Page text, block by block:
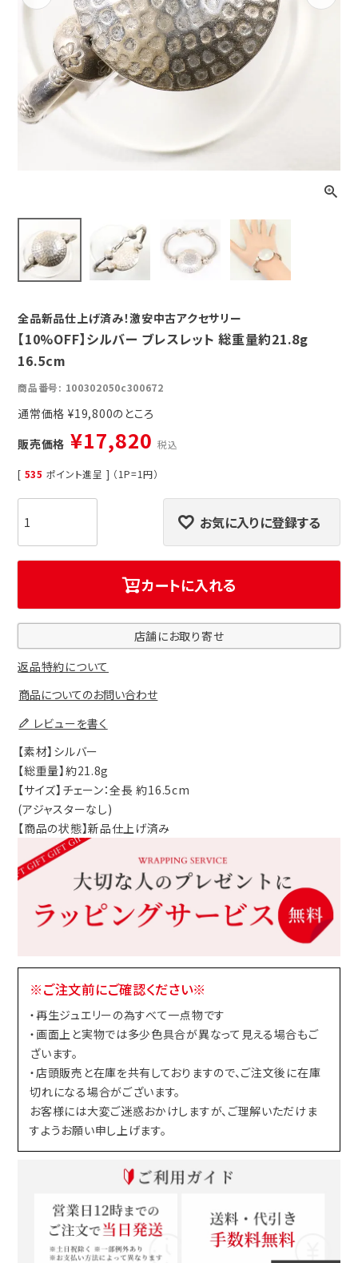
Previous Next
全品新品仕上げ済み！激安中古アクセサリー
【10%OFF】シルバー ブレスレット 総重量約21.8g
16.5cm
商品番号 100302050c300672
通常価格 ¥19,800
販売価格 ¥17,820 税込
[ 535 ポイント進呈 ] （1P=1円）
お気に入りに登録する
カートに入れる
店舗にお取り寄せ
返品特約について
商品についてのお問い合わせ
レビューを書く
【素材】シルバー
【総重量】約21.8g
【サイズ】チェーン：全長 約16.5cm
(アジャスターなし)
【商品の状態】新品仕上げ済み
※ご注文前にご確認ください※
・再生ジュエリーの為すべて一点物です
・画面上と実物では多少色具合が異なって見える場合もご
ざいます。
・店頭販売と在庫を共有しておりますので、ご注文後に在庫
切れになる場合がございます。
お客様には大変ご迷惑おかけしますが、ご理解いただけま
すようお願い申し上げます。